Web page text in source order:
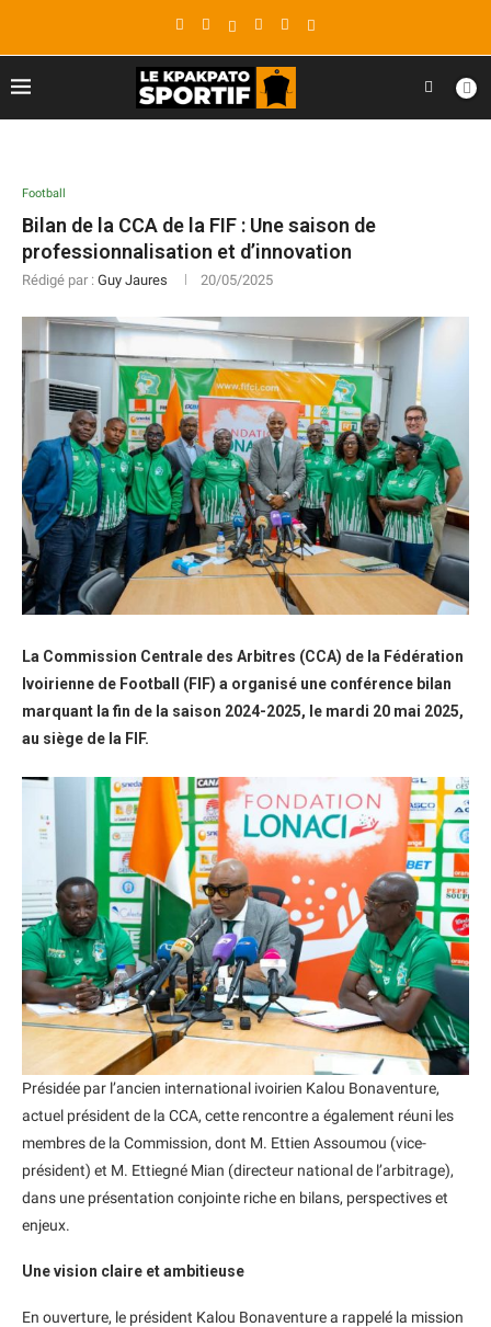
Football
Bilan de la CCA de la FIF : Une saison de
professionnalisation et d’innovation
Rédigé par : Guy Jaures 20/05/2025
La Commission Centrale des Arbitres (CCA) de la Fédération
Ivoirienne de Football (FIF) a organisé une conférence bilan
marquant la fin de la saison 2024-2025, le mardi 20 mai 2025,
au siège de la FIF.
Présidée par l’ancien international ivoirien Kalou Bonaventure,
actuel président de la CCA, cette rencontre a également réuni les
membres de la Commission, dont M. Ettien Assoumou (vice-
président) et M. Ettiegné Mian (directeur national de l’arbitrage),
dans une présentation conjointe riche en bilans, perspectives et
enjeux.
Une vision claire et ambitieuse
En ouverture, le président Kalou Bonaventure a rappelé la mission